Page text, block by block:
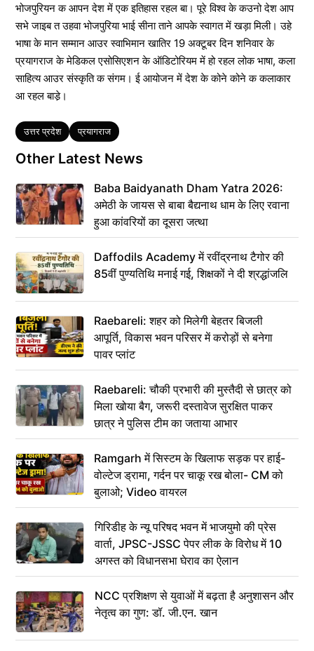
भोजपुरियन क आपन देश में एक इतिहास रहल बा। पूरे विश्व के कउनो देश आप
सभे जाइब त उहवा भोजपुरिया भाई सीना ताने आपके स्वागत में खड़ा मिली। उहे
भाषा के मान सम्मान आउर स्वाभिमान खातिर 19 अक्टूबर दिन शनिवार के
प्रयागराज के मेडिकल एसोसिएशन के ऑडिटोरियम में हो रहल लोक भाषा, कला
साहित्य आउर संस्कृति क संगम। ई आयोजन में देश के कोने कोने क कलाकार
आ रहल बाडे़।
Tags
उत्तर प्रदेश प्रयागराज
Other Latest News
Baba Baidyanath Dham Yatra 2026:
अमेठी के जायस से बाबा बैद्यनाथ धाम के लिए रवाना
हुआ कांवरियों का दूसरा जत्था
Daffodils Academy में रवींद्रनाथ टैगोर की
85वीं पुण्यतिथि मनाई गई, शिक्षकों ने दी श्रद्धांजलि
Raebareli: शहर को मिलेगी बेहतर बिजली
आपूर्ति, विकास भवन परिसर में करोड़ों से बनेगा
पावर प्लांट
Raebareli: चौकी प्रभारी की मुस्तैदी से छात्र को
मिला खोया बैग, जरूरी दस्तावेज सुरक्षित पाकर
छात्र ने पुलिस टीम का जताया आभार
Ramgarh में सिस्टम के खिलाफ सड़क पर हाई-
वोल्टेज ड्रामा, गर्दन पर चाकू रख बोला- CM को
बुलाओ; Video वायरल
गिरिडीह के न्यू परिषद भवन में भाजयुमो की प्रेस
वार्ता, JPSC-JSSC पेपर लीक के विरोध में 10
अगस्त को विधानसभा घेराव का ऐलान
NCC प्रशिक्षण से युवाओं में बढ़ता है अनुशासन और
नेतृत्व का गुण: डॉ. जी.एन. खान